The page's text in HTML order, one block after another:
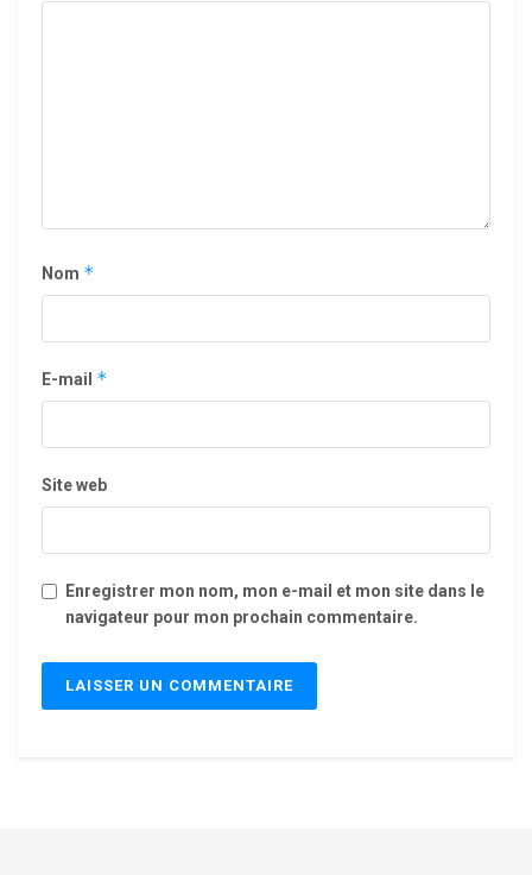
Nom *
E-mail *
Site web
Enregistrer mon nom, mon e-mail et mon site dans le
navigateur pour mon prochain commentaire.